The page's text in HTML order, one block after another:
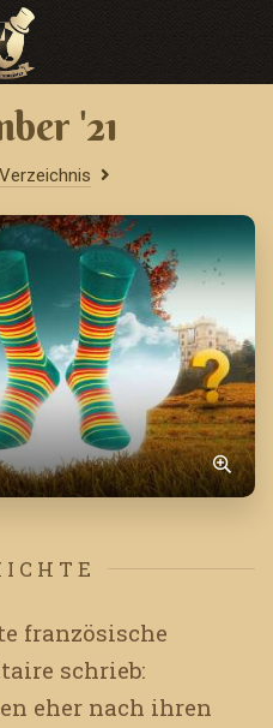
'21
französische
schrieb:
eher nach ihren